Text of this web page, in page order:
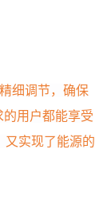
细调节，确保
用户都能享受
又实现了能源的